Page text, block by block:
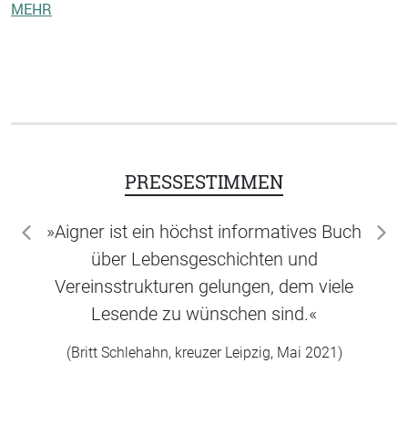
MEHR
PRESSESTIMMEN
»Aigner ist ein höchst informatives Buch
über Lebensgeschichten und
Vereinsstrukturen gelungen, dem viele
Lesende zu wünschen sind.«
(Britt Schlehahn, kreuzer Leipzig, Mai 2021)
zurück